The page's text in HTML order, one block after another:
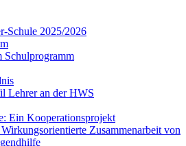
Schule 2025/2026
Schulprogramm
Lehrer an der HWS
Ein Kooperationsprojekt
Zusammenarbeit von